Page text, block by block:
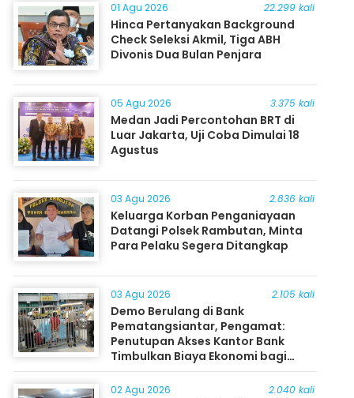
01 Agu 2026 22.299 kali
Hinca Pertanyakan Background
Check Seleksi Akmil, Tiga ABH
Divonis Dua Bulan Penjara
05 Agu 2026 3.375 kali
Medan Jadi Percontohan BRT di
Luar Jakarta, Uji Coba Dimulai 18
Agustus
03 Agu 2026 2.836 kali
Keluarga Korban Penganiayaan
Datangi Polsek Rambutan, Minta
Para Pelaku Segera Ditangkap
03 Agu 2026 2.105 kali
Demo Berulang di Bank
Pematangsiantar, Pengamat:
Penutupan Akses Kantor Bank
Timbulkan Biaya Ekonomi bagi
Masyarakat
02 Agu 2026 2.040 kali